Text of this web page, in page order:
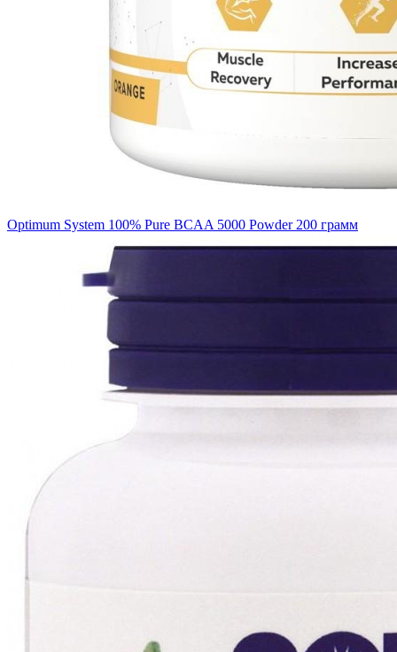
Optimum System 100% Pure BCAA 5000 Powder 200 грамм